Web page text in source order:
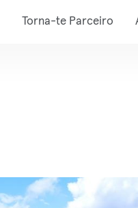
Torna-te Parceiro